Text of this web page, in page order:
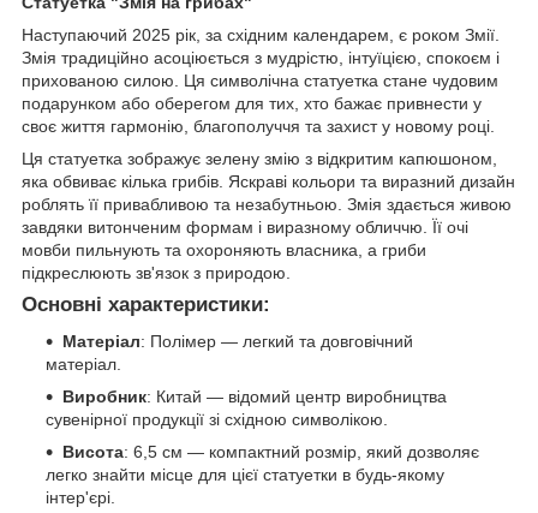
Наступаючий 2025 рік, за східним календарем, є роком Змії.
Змія традиційно асоціюється з мудрістю, інтуїцією, спокоєм і
прихованою силою. Ця символічна статуетка стане чудовим
подарунком або оберегом для тих, хто бажає привнести у
своє життя гармонію, благополуччя та захист у новому році.
Ця статуетка зображує зелену змію з відкритим капюшоном,
яка обвиває кілька грибів. Яскраві кольори та виразний дизайн
роблять її привабливою та незабутньою. Змія здається живою
завдяки витонченим формам і виразному обличчю. Її очі
мовби пильнують та охороняють власника, а гриби
підкреслюють зв'язок з природою.
Основні характеристики:
Матеріал: Полімер — легкий та довговічний
матеріал.
Виробник: Китай — відомий центр виробництва
сувенірної продукції зі східною символікою.
Висота: 6,5 см — компактний розмір, який дозволяє
легко знайти місце для цієї статуетки в будь-якому
інтер'єрі.